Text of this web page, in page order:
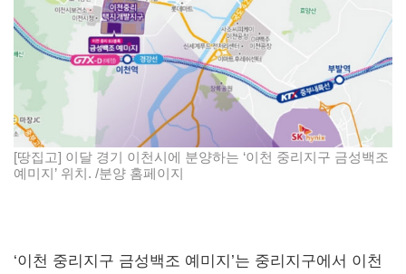
[땅집고] 이달 경기 이천시에 분양하는 ‘이천 중리지구 금성백조
예미지’ 위치. /분양 홈페이지
‘이천 중리지구 금성백조 예미지’는 중리지구에서 이천